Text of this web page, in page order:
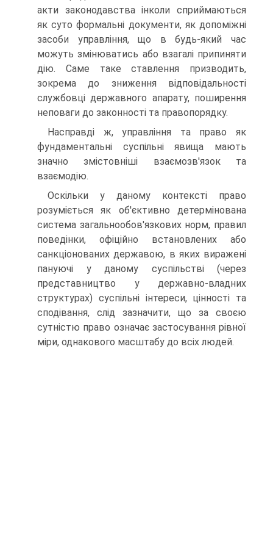
акти законодавства інколи сприймаються
як суто формальні документи, як допоміжні
засоби управління, що в будь-який час
можуть змінюватись або взагалі припиняти
дію. Саме таке ставлення призводить,
зокрема до зниження відповідальності
службовці державного апарату, поширення
неповаги до законності та правопорядку.
Насправді ж, управління та право як
фундаментальні суспільні явища мають
значно змістовніші взаємозв'язок та
взаємодію.
Оскільки у даному контексті право
розуміється як об'єктивно детермінована
система загальнообов'язкових норм, правил
поведінки, офіційно встановлених або
санкціонованих державою, в яких виражені
пануючі у даному суспільстві (через
представництво у державно-владних
структурах) суспільні інтереси, цінності та
сподівання, слід зазначити, що за своєю
сутністю право означає застосування рівної
міри, однакового масштабу до всіх людей.